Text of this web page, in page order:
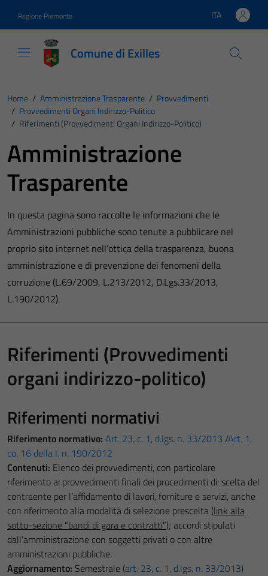
Regione Piemonte Lingua attiva:
ITA
Comune di Exilles
Home / Amministrazione Trasparente / Provvedimenti
/ Provvedimenti Organi Indirizzo-Politico
/ Riferimenti (Provvedimenti Organi Indirizzo-Politico)
Amministrazione
Trasparente
In questa pagina sono raccolte le informazioni che le
Amministrazioni pubbliche sono tenute a pubblicare nel
proprio sito internet nell’ottica della trasparenza, buona
amministrazione e di prevenzione dei fenomeni della
corruzione (L.69/2009, L.213/2012, D.Lgs.33/2013,
L.190/2012).
Riferimenti (Provvedimenti
organi indirizzo-politico)
Riferimenti normativi
Riferimento normativo: Art. 23, c. 1, d.lgs. n. 33/2013 /Art. 1,
co. 16 della l. n. 190/2012
Contenuti: Elenco dei provvedimenti, con particolare
riferimento ai provvedimenti finali dei procedimenti di: scelta del
contraente per l’affidamento di lavori, forniture e servizi, anche
con riferimento alla modalità di selezione prescelta (link alla
sotto-sezione “bandi di gara e contratti”); accordi stipulati
dall’amministrazione con soggetti privati o con altre
amministrazioni pubbliche.
Aggiornamento: Semestrale (art. 23, c. 1, d.lgs. n. 33/2013)